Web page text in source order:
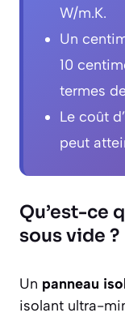
W/m.K.
Un
10
termes
Le coût
peut
Qu’est-ce
sous vide ?
Un panneau
isolant ultra-